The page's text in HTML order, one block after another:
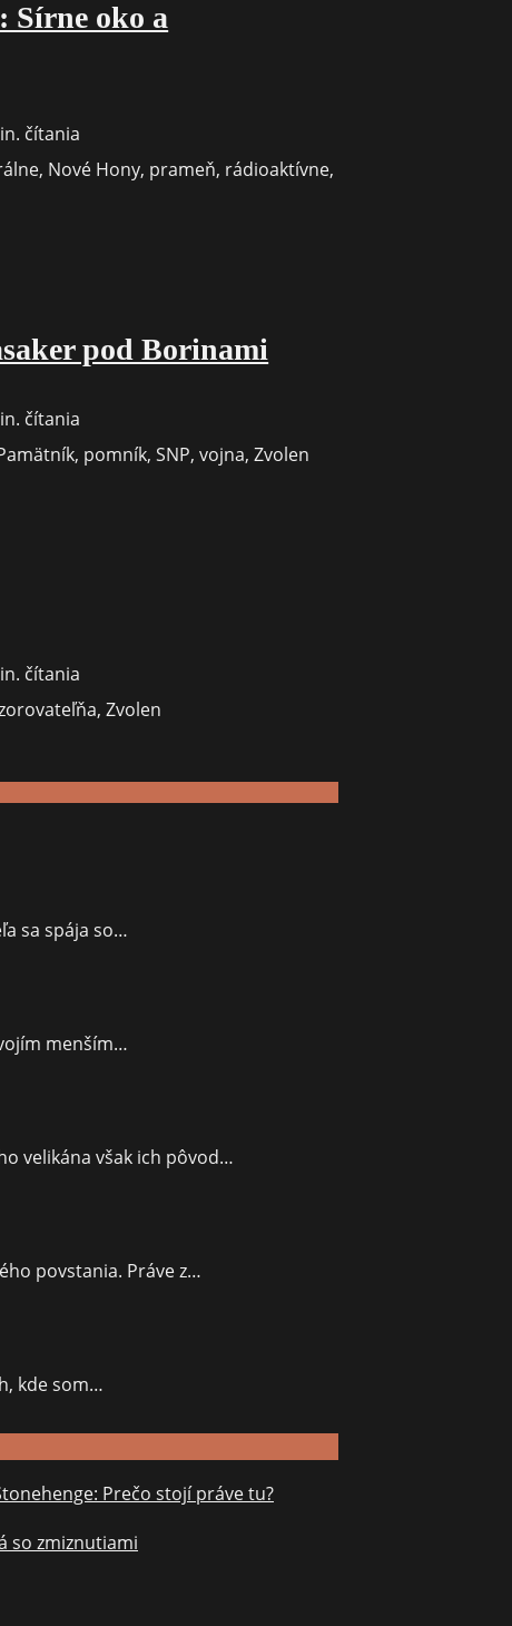
Sírne oko a
čítania
, Nové Hony, prameň, rádioaktívne,
pod Borinami
čítania
, pomník,SNP,vojna,Zvolen
čítania
,Zvolen
sa spája so…
menším…
velikána však ich pôvod…
povstania. Práve z…
kde som…
Prečo stojí práve tu?
so zmiznutiami